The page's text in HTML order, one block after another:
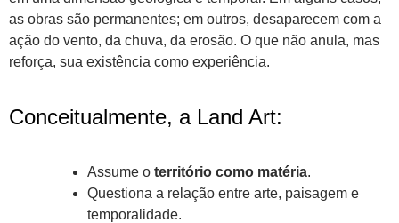
as obras são permanentes; em outros, desaparecem com a
ação do vento, da chuva, da erosão. O que não anula, mas
reforça, sua existência como experiência.
Conceitualmente, a Land Art:
Assume o território como matéria.
Questiona a relação entre arte, paisagem e
temporalidade.